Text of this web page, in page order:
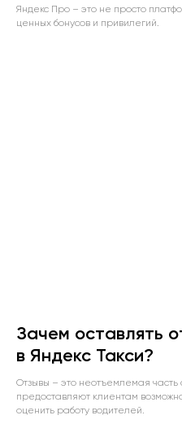
Яндекс Про – это не просто
ценных бонусов и привилегий.
Зачем оставлять
в Яндекс Такси?
Отзывы – это неотъемлемая
предоставляют клиентам
оценить работу водителей.